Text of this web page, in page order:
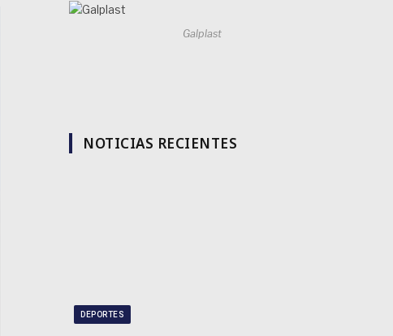
Galplast
NOTICIAS RECIENTES
DEPORTES